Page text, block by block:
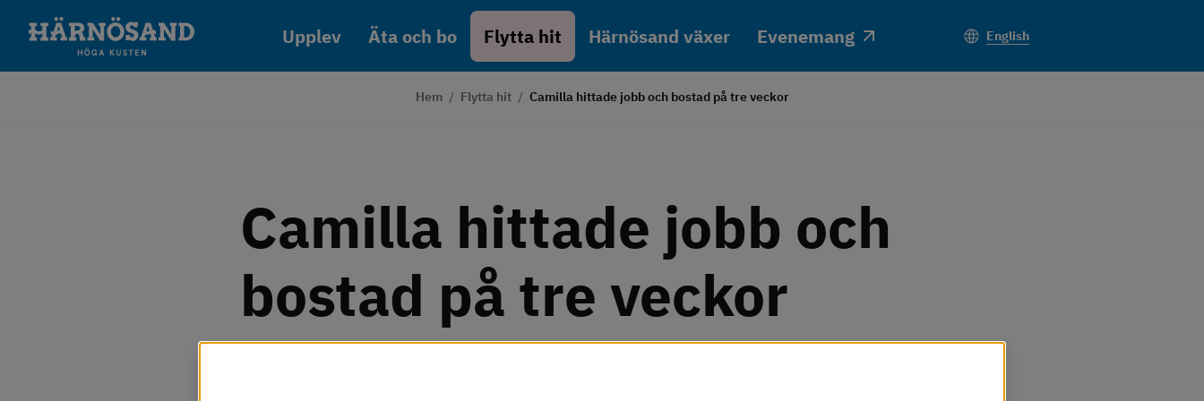
Upplev Äta och bo Flytta hit Härnösand växer Evenemang English
Hem / Flytta hit / Camilla hittade jobb och bostad på tre veckor
Camilla hittade jobb och
bostad på tre veckor